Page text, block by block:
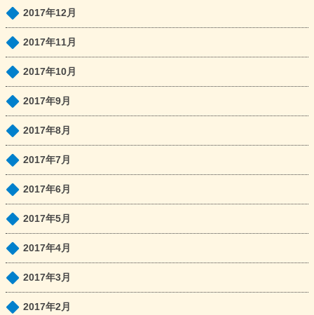
2017年12月
2017年11月
2017年10月
2017年9月
2017年8月
2017年7月
2017年6月
2017年5月
2017年4月
2017年3月
2017年2月